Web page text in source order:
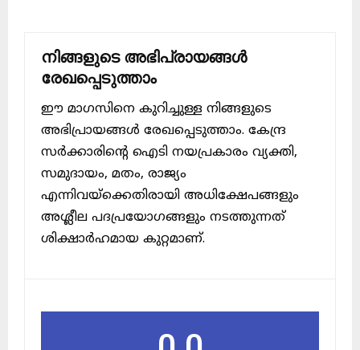
നിങ്ങളുടെ അഭിപ്രായങ്ങൾ
രേഖപ്പെടുത്താം
ഈ മാഗസിനെ കുറിച്ചുള്ള നിങ്ങളുടെ
അഭിപ്രായങ്ങൾ രേഖപ്പെടുത്താം. കേന്ദ്ര
സർക്കാരിന്റെ ഐടി നയപ്രകാരം വ്യക്തി,
സമുദായം, മതം, രാജ്യം
എന്നിവയ്ക്കെതിരായി അധിക്ഷേപങ്ങളും
അശ്ലീല പദപ്രയോഗങ്ങളും നടത്തുന്നത്
ശിക്ഷാർഹമായ കുറ്റമാണ്.